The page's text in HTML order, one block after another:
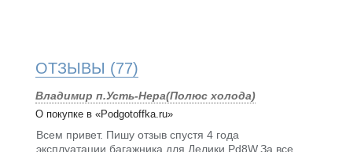
ОТЗЫВЫ (77)
Владимир п.Усть-Нера(Полюс холода)
О покупке в «Podgotoffka.ru»
Всем привет. Пишу отзыв спустя 4 года
эксплуатации багажника для Делики Pd8W.За все